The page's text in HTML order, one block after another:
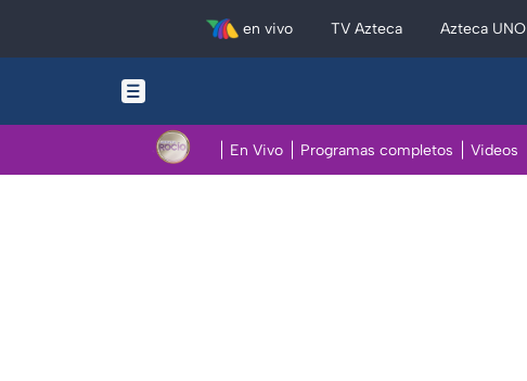
en vivo TV Azteca Azteca UNO
En Vivo Programas completos Videos